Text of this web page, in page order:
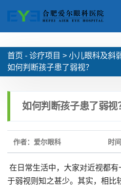
首页 - 诊疗项目 > 小儿眼科及斜
如何判断孩子患了弱视？
如何判断孩子患了弱视
作者：爱尔眼科 时
在日常生活中，大家对近视都
于弱视则知之甚少。其实，相比